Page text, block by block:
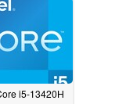
i5-13420H